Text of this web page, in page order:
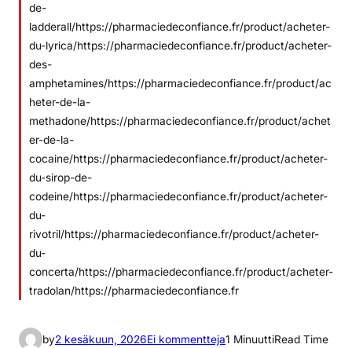
de-
ladderall/https://pharmaciedeconfiance.fr/product/acheter-
du-lyrica/https://pharmaciedeconfiance.fr/product/acheter-
des-
amphetamines/https://pharmaciedeconfiance.fr/product/ac
heter-de-la-
methadone/https://pharmaciedeconfiance.fr/product/achet
er-de-la-
cocaine/https://pharmaciedeconfiance.fr/product/acheter-
du-sirop-de-
codeine/https://pharmaciedeconfiance.fr/product/acheter-
du-
rivotril/https://pharmaciedeconfiance.fr/product/acheter-
du-
concerta/https://pharmaciedeconfiance.fr/product/acheter-
tradolan/https://pharmaciedeconfiance.fr
by2 kesäkuun, 2026Ei kommenttejaa
1 MinuuttiRead Time